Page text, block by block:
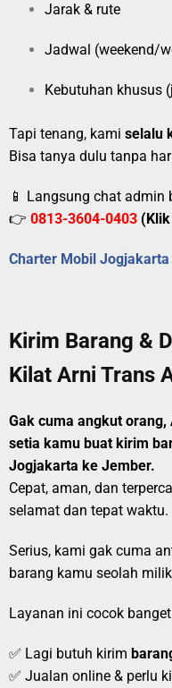
Jarak & rute
Jadwal (weekend/
Kebutuhan khusus
Tapi tenang, kami selalu
Bisa tanya dulu tanpa
📱 Langsung chat admin
👉 0813-3604-0403
Charter Mobil
Kirim Barang &
Kilat Arni Trans
Gak cuma angkut
setia kamu buat kirim
Jogjakarta ke Jember.
Cepat, aman, dan
selamat dan tepat waktu.
Serius, kami gak cuma
barang kamu seolah
Layanan ini cocok
✅ Lagi butuh kirim
✅ Jualan online & perlu